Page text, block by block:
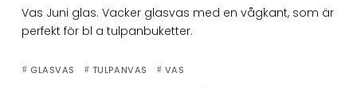
Vas Juni glas. Vacker glasvas med en vågkant, som är
perfekt för bl a tulpanbuketter.
GLASVAS TULPANVAS VAS